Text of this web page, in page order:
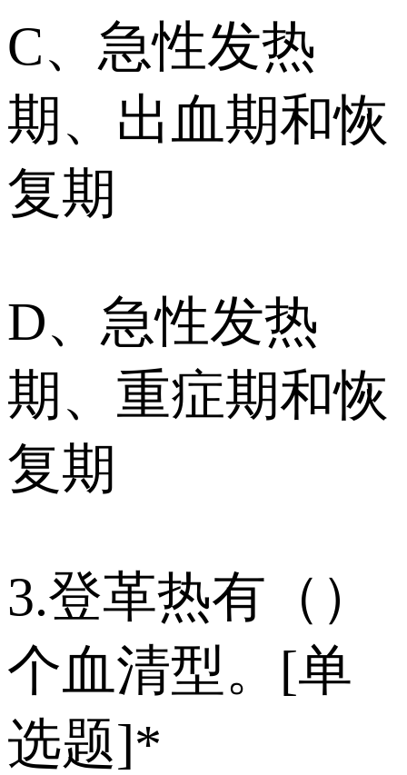
C、急性发热
期、出血期和恢
复期
D、急性发热
期、重症期和恢
复期
3.登革热有（）
个血清型。[单
选题]*